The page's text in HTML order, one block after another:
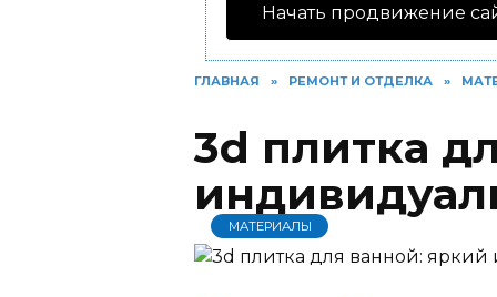
Начать продвижение
ГЛАВНАЯ » РЕМОНТ И ОТДЕЛКА »
3d плитка
МАТЕРИАЛЫ